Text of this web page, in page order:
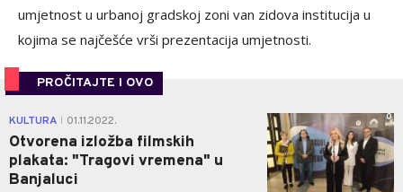
umjetnost u urbanoj gradskoj zoni van zidova institucija u
kojima se najčešće vrši prezentacija umjetnosti.
PROČITAJTE I OVO
KULTURA 01.11.2022.
Otvorena izložba filmskih
plakata: "Tragovi vremena" u
Banjaluci
0